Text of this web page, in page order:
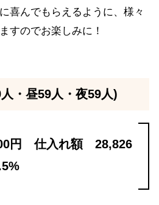
喜んでもらえるように、様々
すのでお楽しみに！
・昼59人・夜59人)
円 仕入れ額 28,826